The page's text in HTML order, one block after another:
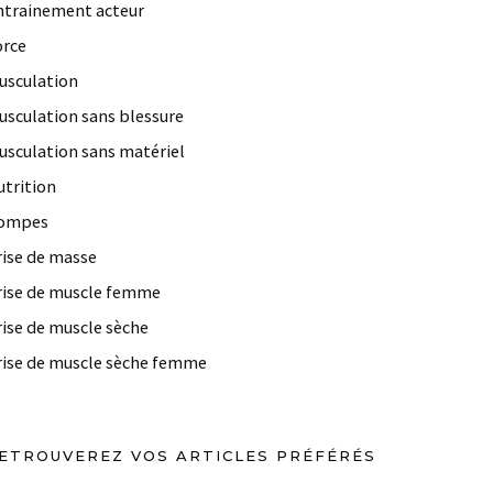
acteur
sans blessure
sans matériel
de masse
de muscle femme
de muscle sèche
de muscle sèche femme
VOS ARTICLES PRÉFÉRÉS